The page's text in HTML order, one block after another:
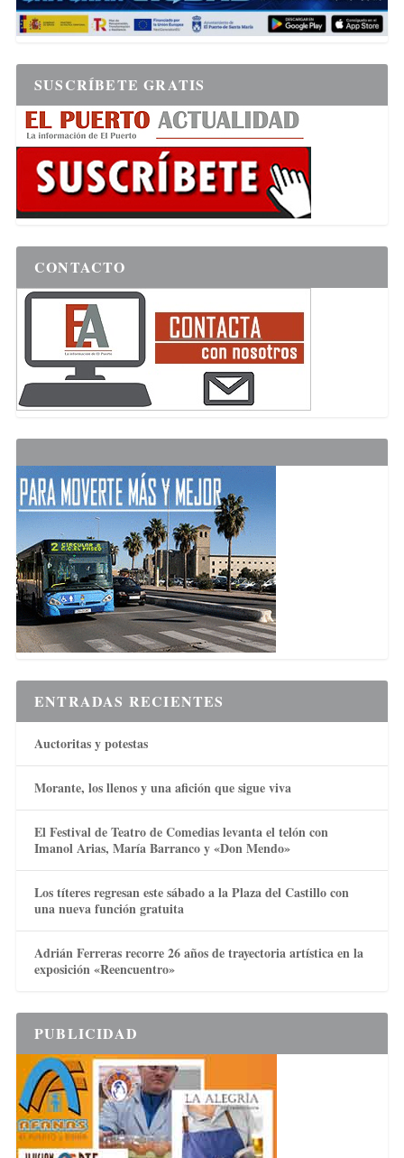
SUSCRÍBETE GRATIS
CONTACTO
ENTRADAS RECIENTES
Auctoritas y potestas
Morante, los llenos y una afición que sigue viva
El Festival de Teatro de Comedias levanta el telón con
Imanol Arias, María Barranco y «Don Mendo»
Los títeres regresan este sábado a la Plaza del Castillo con
una nueva función gratuita
Adrián Ferreras recorre 26 años de trayectoria artística en la
exposición «Reencuentro»
PUBLICIDAD